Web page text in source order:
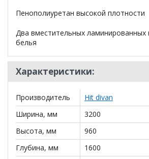
Пенополиуретан высокой плотности
Два вместительных ламинированных
белья
*Дополнительную информацию о том,
Диван Орион 2 с подлокотниками
уточняйте у нашего менеджера по
+79292022735.
**Цены на официальном сайте
действительны только для интернет-
могут отличаться от цен в
салонах сети!
Характеристики:
Производитель
Hit divan
Ширина, мм
3200
Высота, мм
960
Глубина, мм
1600